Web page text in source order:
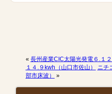
« 長州産業CIC太陽光発電６.
１４.９kwh（山口市佐山）
ニチ
部市床波）
»